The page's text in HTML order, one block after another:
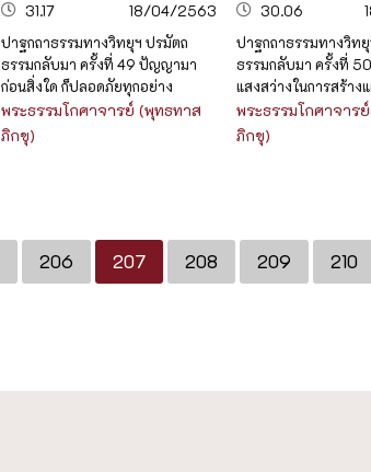
31.17
18/04/2563
ปาฐกถาธรรมทางวิทยุฯ ปรมัตถ
ธรรมกลับมา ครั้งที่ 49 ปัญญามา
ก่อนสิ่งใด ก็ปลอดภัยทุกอย่าง
พระธรรมโกศาจารย์ (พุทธทาส
ภิกขุ)
30.06
ปาฐกถาธรรมทางวิท
ธรรมกลับมา ครั้งที่
แสงสว่างในการสร้าง
พระธรรมโกศาจาร
ภิกขุ)
206 207 208 209 210